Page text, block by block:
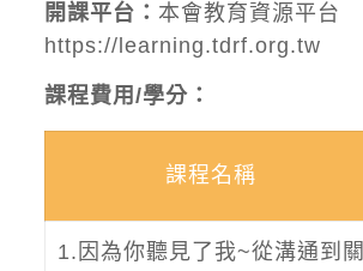
開課平台： 本會教育資源平台
https://learning.tdrf.org.tw
課程費用/學分：
課程名稱
1.因為你聽見了我~從溝通到關